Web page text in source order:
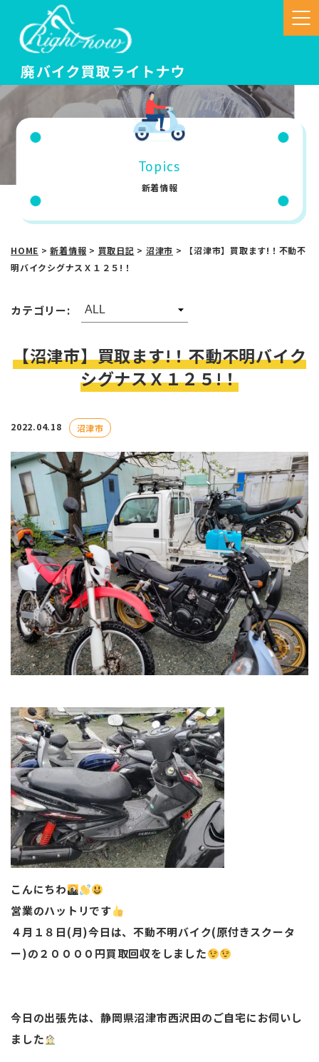
Topics
新着情報
HOME >新着情報 > 買取日記 > 沼津市 >
【沼津市】買取ます!！不動不
明バイクシグナスＸ１２５!！
カテゴリー:
【沼津市】買取ます!！不動不明バイク
シグナスＸ１２５!！
2022.04.18 沼津市
こんにちわ
営業のハットリです
４月１８日(月)今日は、不動不明バイク(原付きスクータ
ー)の２００００円買取回収をしました
今日の出張先は、静岡県沼津市西沢田のご自宅にお伺いし
ました